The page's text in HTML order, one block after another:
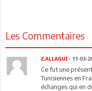
Les Commentaires
Z.ALLAGUI - 11-03-
Ce fut une
Tunisiennes en
échanges qui en